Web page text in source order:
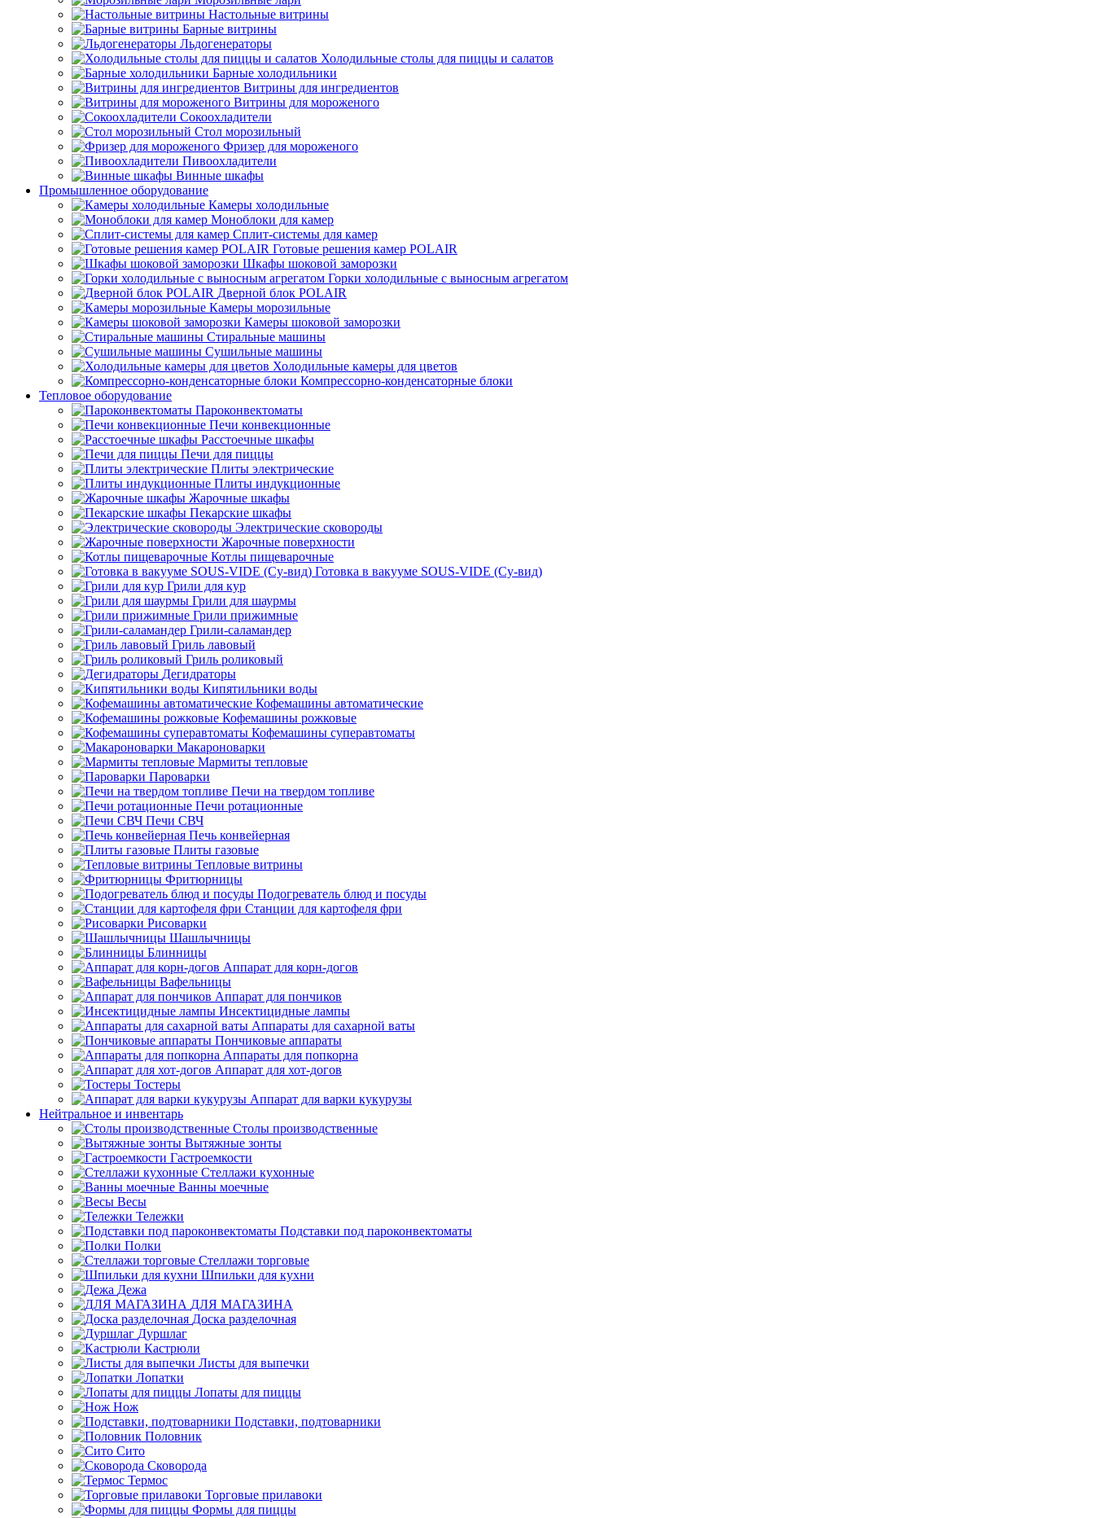
Настольные витрины
Барные витрины
Льдогенераторы
Холодильные столы для пиццы и салатов
Барные холодильники
Витрины для ингредиентов
Витрины для мороженого
Сокоохладители
Стол морозильный
Фризер для мороженого
Пивоохладители
Винные шкафы
Промышленное оборудование
Камеры холодильные
Моноблоки для камер
Сплит-системы для камер
Готовые решения камер POLAIR
Шкафы шоковой заморозки
Горки холодильные с выносным агрегатом
Дверной блок POLAIR
Камеры морозильные
Камеры шоковой заморозки
Стиральные машины
Сушильные машины
Холодильные камеры для цветов
Компрессорно-конденсаторные блоки
Тепловое оборудование
Пароконвектоматы
Печи конвекционные
Расстоечные шкафы
Печи для пиццы
Плиты электрические
Плиты индукционные
Жарочные шкафы
Пекарские шкафы
Электрические сковороды
Жарочные поверхности
Котлы пищеварочные
Готовка в вакууме SOUS-VIDE (Су-вид)
Грили для кур
Грили для шаурмы
Грили прижимные
Грили-саламандер
Гриль лавовый
Гриль роликовый
Дегидраторы
Кипятильники воды
Кофемашины автоматические
Кофемашины рожковые
Кофемашины суперавтоматы
Макароноварки
Мармиты тепловые
Пароварки
Печи на твердом топливе
Печи ротационные
Печи СВЧ
Печь конвейерная
Плиты газовые
Тепловые витрины
Фритюрницы
Подогреватель блюд и посуды
Станции для картофеля фри
Рисоварки
Шашлычницы
Блинницы
Аппарат для корн-догов
Вафельницы
Аппарат для пончиков
Инсектицидные лампы
Аппараты для сахарной ваты
Пончиковые аппараты
Аппараты для попкорна
Аппарат для хот-догов
Тостеры
Аппарат для варки кукурузы
Нейтральное и инвентарь
Столы производственные
Вытяжные зонты
Гастроемкости
Стеллажи кухонные
Ванны моечные
Весы
Тележки
Подставки под пароконвектоматы
Полки
Стеллажи торговые
Шпильки для кухни
Дежа
ДЛЯ МАГАЗИНА
Доска разделочная
Дуршлаг
Кастрюли
Листы для выпечки
Лопатки
Лопаты для пиццы
Нож
Подставки, подтоварники
Половник
Сито
Сковорода
Термос
Торговые прилавоки
Формы для пиццы